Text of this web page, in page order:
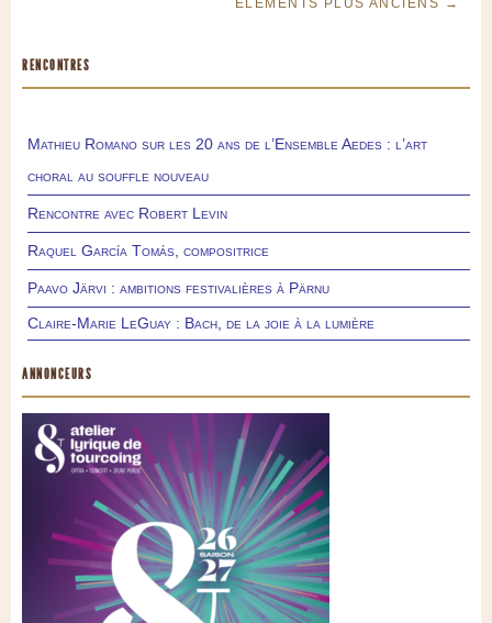
ÉLÉMENTS PLUS ANCIENS →
RENCONTRES
Mathieu Romano sur les 20 ans de l’Ensemble Aedes : l’art
choral au souffle nouveau
Rencontre avec Robert Levin
Raquel García Tomás, compositrice
Paavo Järvi : ambitions festivalières à Pärnu
Claire-Marie LeGuay : Bach, de la joie à la lumière
ANNONCEURS